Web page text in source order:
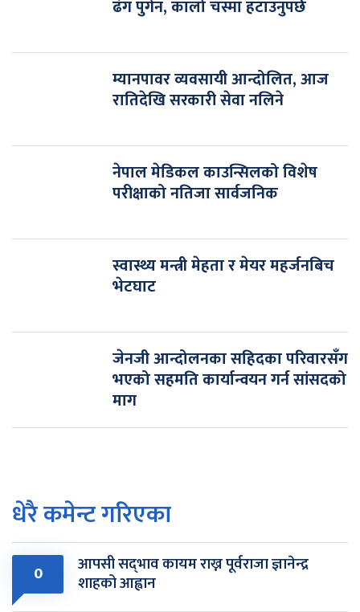
ढंग पुगेन, कालो चस्मा हटाउनुपर्छ
म्यानपावर व्यवसायी आन्दोलित, आज
रातिदेखि सरकारी सेवा नलिने
नेपाल मेडिकल काउन्सिलको विशेष
परीक्षाको नतिजा सार्वजनिक
स्वास्थ्य मन्त्री मेहता र मेयर महर्जनबिच
भेटघाट
जेनजी आन्दोलनका सहिदका परिवारसँग
भएको सहमति कार्यान्वयन गर्न सांसदको
माग
धेरै कमेन्ट गरिएका
0 आपसी सद्‌भाव कायम राख्न पूर्वराजा ज्ञानेन्द्र
शाहको आह्वान